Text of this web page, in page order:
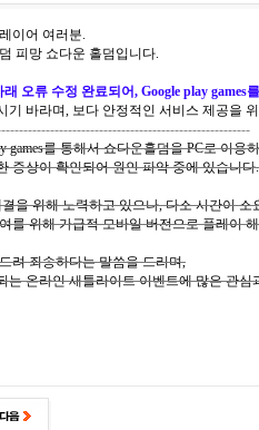
이어 여러분.
피망 쇼다운 홀덤입니다.
래 오류 수정 완료되어, Google play games
기 바라며, 보다 안정적인 서비스 제공을
games를 통해서 쇼다운홀덤을 PC로 이용
증상이 확인되어 원인 파악 중에 있습니다.
을 위해 노력하고 있으나, 다소 시간이 소
를 위해 가급적 모바일 버전으로 플레이
려 죄송하다는 말씀을 드리며,
는 온라인 새틀라이트 이벤트에 많은 관심